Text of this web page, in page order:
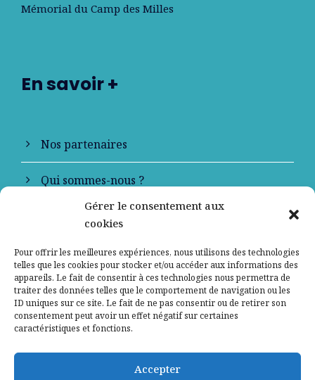
Gérer le consentement aux
cookies
Pour offrir les meilleures expériences, nous utilisons des technologies
telles que les cookies pour stocker et/ou accéder aux informations des
appareils. Le fait de consentir à ces technologies nous permettra de
traiter des données telles que le comportement de navigation ou les
ID uniques sur ce site. Le fait de ne pas consentir ou de retirer son
consentement peut avoir un effet négatif sur certaines
caractéristiques et fonctions.
Accepter
Mémorial du Camp des Milles
En savoir +
Nos partenaires
Qui sommes-nous ?
Contactez-nous
Mentions légales
Politique de confidentialité